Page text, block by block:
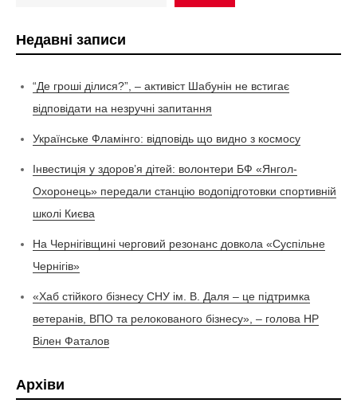
Недавні записи
“Де гроші ділися?”, – активіст Шабунін не встигає
відповідати на незручні запитання
Українське Фламінго: відповідь що видно з космосу
Інвестиція у здоров’я дітей: волонтери БФ «Янгол-
Охоронець» передали станцію водопідготовки спортивній
школі Києва
На Чернігівщині черговий резонанс довкола «Суспільне
Чернігів»
«Хаб стійкого бізнесу СНУ ім. В. Даля – це підтримка
ветеранів, ВПО та релокованого бізнесу», – голова НР
Вілен Фаталов
Архіви